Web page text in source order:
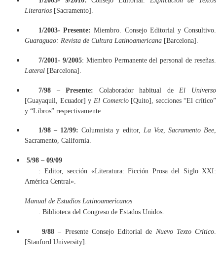
Literarios [Sacramento].
1/2003- Presente: Miembro. Consejo Editorial y Consultivo.
Guaraguao: Revista de Cultura Latinoamericana [Barcelona].
7/2001- 9/2005: Miembro Permanente del personal de reseñas.
Lateral [Barcelona].
7/98 – Presente: Colaborador habitual de El Universo
[Guayaquil, Ecuador] y El Comercio [Quito], secciones “El crítico”
y “Libros” respectivamente.
1/98 – 12/99: Columnista y editor, La Voz, Sacramento Bee,
Sacramento, California.
5/98 – 09/09
: Editor, sección «Literatura: Ficción Prosa del Siglo XXI:
América Central».
Manual de Estudios Latinoamericanos
. Biblioteca del Congreso de Estados Unidos.
9/88 – Presente Consejo Editorial de Nuevo Texto Crítico
[Stanford University].